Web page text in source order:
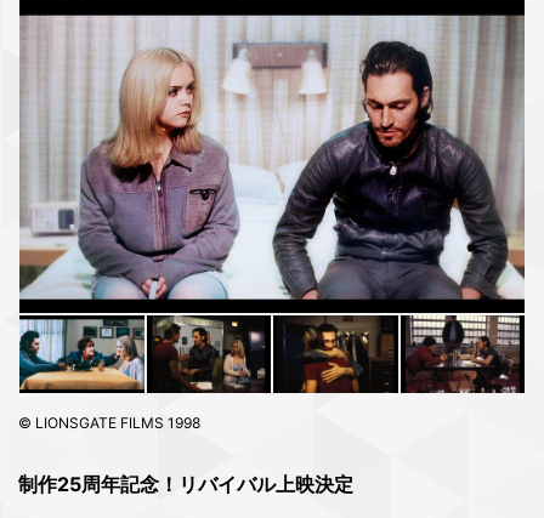
© LIONSGATE FILMS 1998
制作25周年記念！リバイバル上映決定